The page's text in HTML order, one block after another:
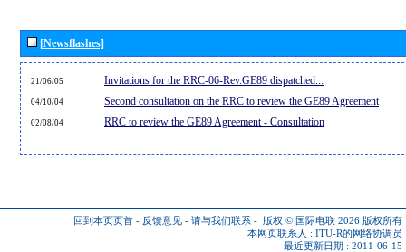
[Newsflashes]
21/06/05 Invitations for the RRC-06-Rev.GE89 dispatched...
04/10/04 Second consultation on the RRC to review the GE89 Agreement
02/08/04 RRC to review the GE89 Agreement - Consultation
回到本页页首 - 反馈意见 - 请与我们联系 - 版权 © 国际电联 2026 版权所有
本网页联系人 : ITU-R的网络协调员
最近更新日期 : 2011-06-15